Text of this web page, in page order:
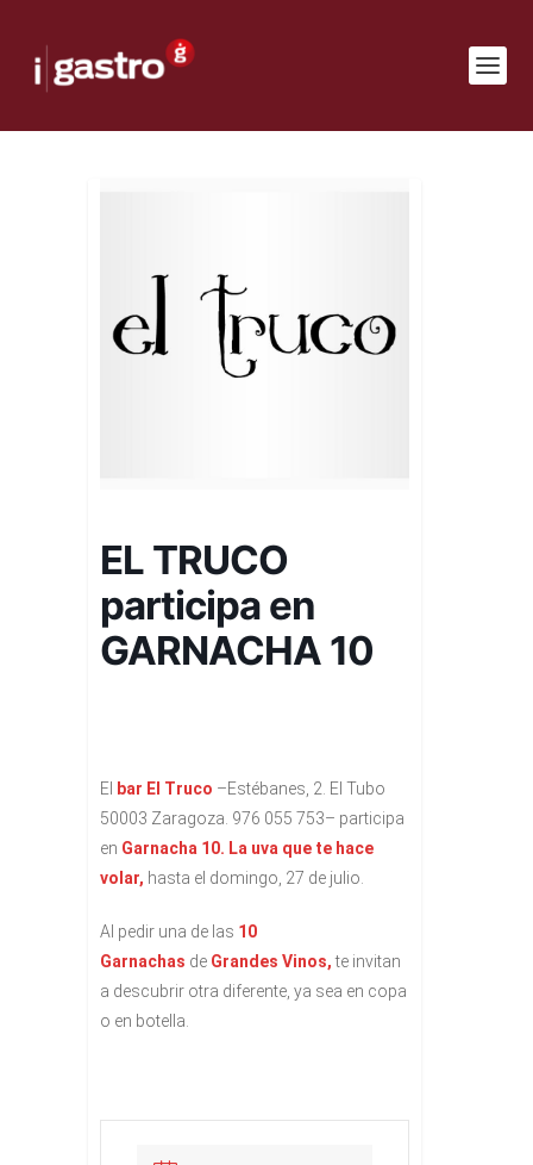
EL TRUCO
participa en
GARNACHA 10
El bar El Truco –Estébanes, 2. El Tubo
50003 Zaragoza. 976 055 753– participa
en Garnacha 10. La uva que te hace
volar, hasta el domingo, 27 de julio.
Al pedir una de las 10
Garnachas de Grandes Vinos,te invitan
a descubrir otra diferente, ya sea en copa
o en botella.